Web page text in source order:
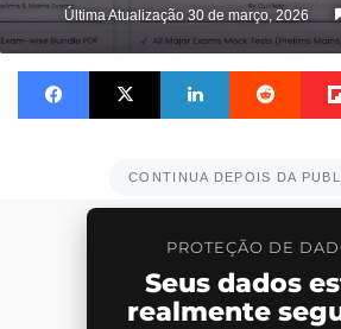
Última Atualização 30 de março, 2026
Facebook X Linkedin
CONTINUA DEPOIS DA
PROTEÇÃO DE
Seus dados
realmente